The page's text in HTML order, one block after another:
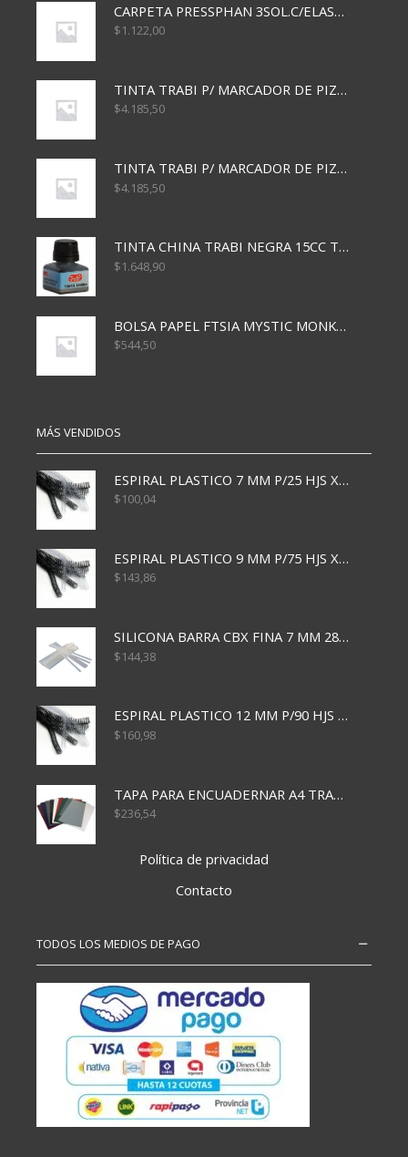
CARPETA PRESSPHAN 3SOL.C/ELAST MARRON A4 P01A
$1.122,00
TINTA TRABI P/ MARCADOR DE PIZARRA x30ml AZUL
$4.185,50
TINTA TRABI P/ MARCADOR DE PIZARRA x30ml ROJO
$4.185,50
TINTA CHINA TRABI NEGRA 15CC TR3460
$1.648,90
BOLSA PAPEL FTSIA MYSTIC MONKEY 14/08/20
$544,50
MÁS VENDIDOS
ESPIRAL PLASTICO 7 MM P/25 HJS X50x3000
$100,04
ESPIRAL PLASTICO 9 MM P/75 HJS X50X2400
$143,86
SILICONA BARRA CBX FINA 7 MM 28 CM
$144,38
ESPIRAL PLASTICO 12 MM P/90 HJS X50X1500
$160,98
TAPA PARA ENCUADERNAR A4 TRANSP x50x500
$236,54
Política de privacidad
Contacto
TODOS LOS MEDIOS DE PAGO